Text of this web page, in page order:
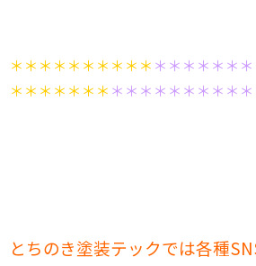
＊＊＊＊＊＊＊＊＊＊ ＊＊＊＊＊＊
＊＊＊＊＊＊＊ ＊＊＊＊＊＊＊＊＊＊
とちのき塗装テックでは各種